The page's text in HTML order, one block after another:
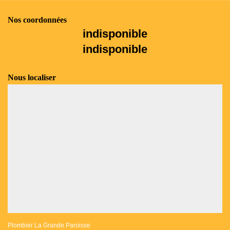
Nos coordonnées
indisponible
indisponible
Nous localiser
Plombier La Grande Paroisse